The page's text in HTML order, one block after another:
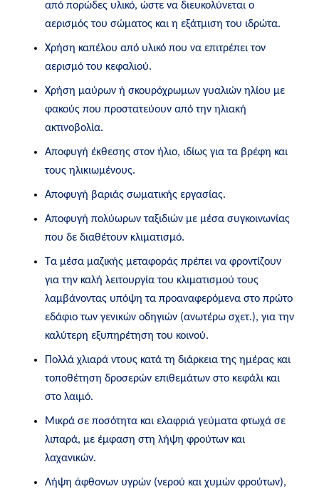
από πορώδες υλικό, ώστε να διευκολύνεται ο
αερισμός του σώματος και η εξάτμιση του ιδρώτα.
Χρήση καπέλου από υλικό που να επιτρέπει τον
αερισμό του κεφαλιού.
Χρήση μαύρων ή σκουρόχρωμων γυαλιών ηλίου με
φακούς που προστατεύουν από την ηλιακή
ακτινοβολία.
Αποφυγή έκθεσης στον ήλιο, ιδίως για τα βρέφη και
τους ηλικιωμένους.
Αποφυγή βαριάς σωματικής εργασίας.
Αποφυγή πολύωρων ταξιδιών με μέσα συγκοινωνίας
που δε διαθέτουν κλιματισμό.
Τα μέσα μαζικής μεταφοράς πρέπει να φροντίζουν
για την καλή λειτουργία του κλιματισμού τους
λαμβάνοντας υπόψη τα προαναφερόμενα στο πρώτο
εδάφιο των γενικών οδηγιών (ανωτέρω σχετ.), για την
καλύτερη εξυπηρέτηση του κοινού.
Πολλά χλιαρά ντους κατά τη διάρκεια της ημέρας και
τοποθέτηση δροσερών επιθεμάτων στο κεφάλι και
στο λαιμό.
Μικρά σε ποσότητα και ελαφριά γεύματα φτωχά σε
λιπαρά, με έμφαση στη λήψη φρούτων και
λαχανικών.
Λήψη άφθονων υγρών (νερού και χυμών φρούτων),